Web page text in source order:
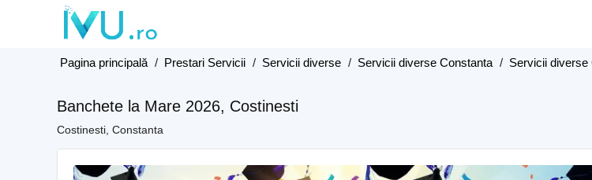
Pagina principală / Prestari Servicii / Servicii diverse / Servicii diverse Constanta / Servicii diverse
Banchete la Mare 2026, Costinesti
Costinesti, Constanta